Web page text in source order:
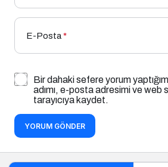
E-Posta*
Bir dahaki sefere yorum
adımı, e-posta adresimi ve web
tarayıcıya kaydet.
YORUM GÖNDER